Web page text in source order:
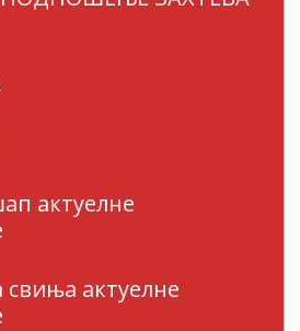
актуелне
свиња актуелне